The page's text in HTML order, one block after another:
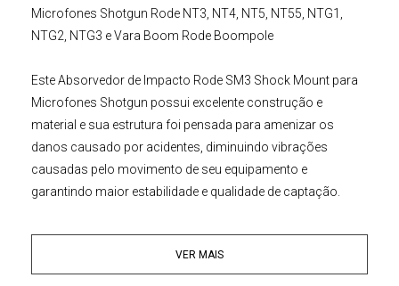
Microfones Shotgun Rode NT3 NT4 NT5 NT55 NTG1
NTG2 NTG3 eVara Boom Rode Boompole
EsteAbsorvedor de Impacto Rode SM3 Shock Mount para
Microfones Shotgun possui excelente construção e
material e sua estrutura foi pensada para amenizar os
danos causado por acidentes, diminuindo vibrações
causadas pelo movimento de seu equipamento e
garantindo maior estabilidade e qualidade de captação.
Principais Características:
• Minimiza Vibrações e ruídos de movimento
VER MAIS